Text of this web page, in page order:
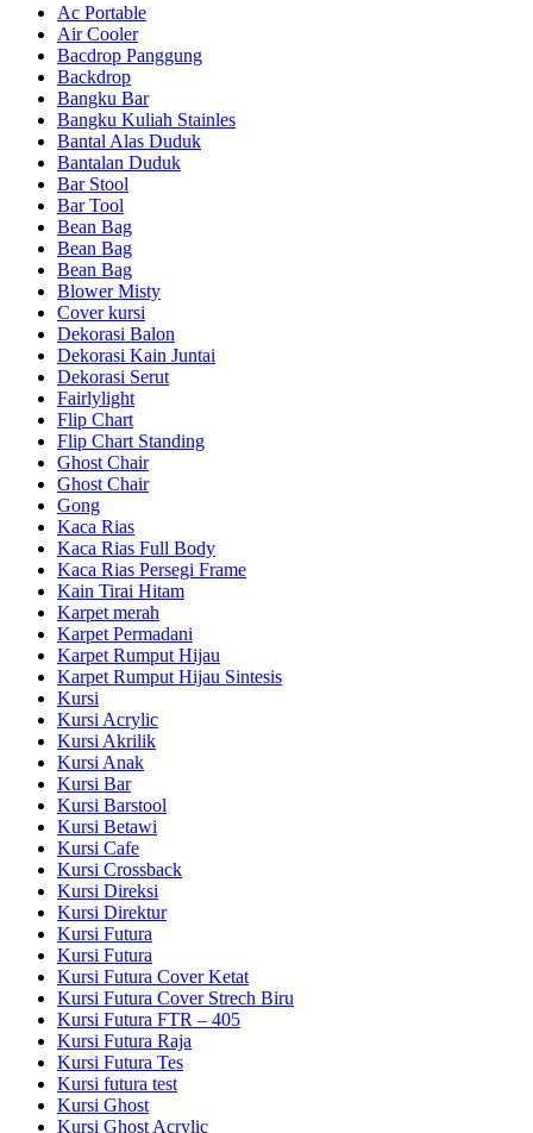
Ac Portable
Air Cooler
Bacdrop Panggung
Backdrop
Bangku Bar
Bangku Kuliah Stainles
Bantal Alas Duduk
Bantalan Duduk
Bar Stool
Bar Tool
Bean Bag
Bean Bag
Bean Bag
Blower Misty
Cover kursi
Dekorasi Balon
Dekorasi Kain Juntai
Dekorasi Serut
Fairlylight
Flip Chart
Flip Chart Standing
Ghost Chair
Ghost Chair
Gong
Kaca Rias
Kaca Rias Full Body
Kaca Rias Persegi Frame
Kain Tirai Hitam
Karpet merah
Karpet Permadani
Karpet Rumput Hijau
Karpet Rumput Hijau Sintesis
Kursi
Kursi Acrylic
Kursi Akrilik
Kursi Anak
Kursi Bar
Kursi Barstool
Kursi Betawi
Kursi Cafe
Kursi Crossback
Kursi Direksi
Kursi Direktur
Kursi Futura
Kursi Futura
Kursi Futura Cover Ketat
Kursi Futura Cover Strech Biru
Kursi Futura FTR – 405
Kursi Futura Raja
Kursi Futura Tes
Kursi futura test
Kursi Ghost
Kursi Ghost Acrylic